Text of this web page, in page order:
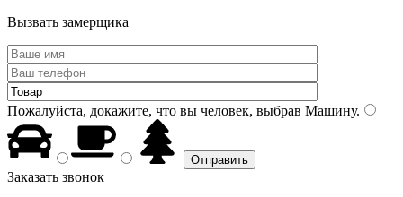
Вызвать замерщика
Пожалуйста, докажите, что вы человек, выбрав Машину.
Заказать звонок